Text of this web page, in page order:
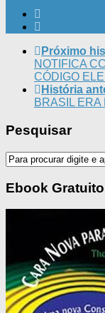
Próximo
NOTIFICA
CÓDIGO
História
BRASIL ERA
Pesquisar
Ebook Gratuito